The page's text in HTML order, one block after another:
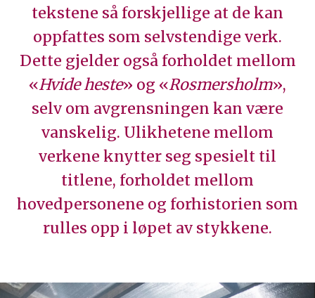
tekstene så forskjellige at de kan
oppfattes som selvstendige verk.
Dette gjelder også forholdet mellom
«Hvide heste» og «Rosmersholm»,
selv om avgrensningen kan være
vanskelig. Ulikhetene mellom
verkene knytter seg spesielt til
titlene, forholdet mellom
hovedpersonene og forhistorien som
rulles opp i løpet av stykkene.